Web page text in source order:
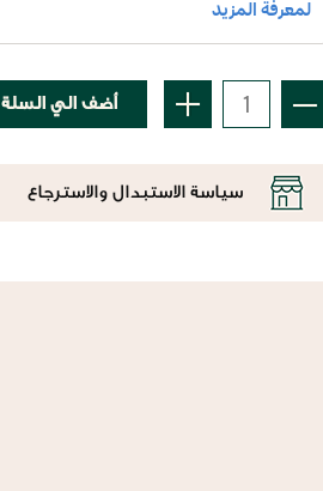
أضف الي السلة
سياسة الاستبدال والاسترجاع